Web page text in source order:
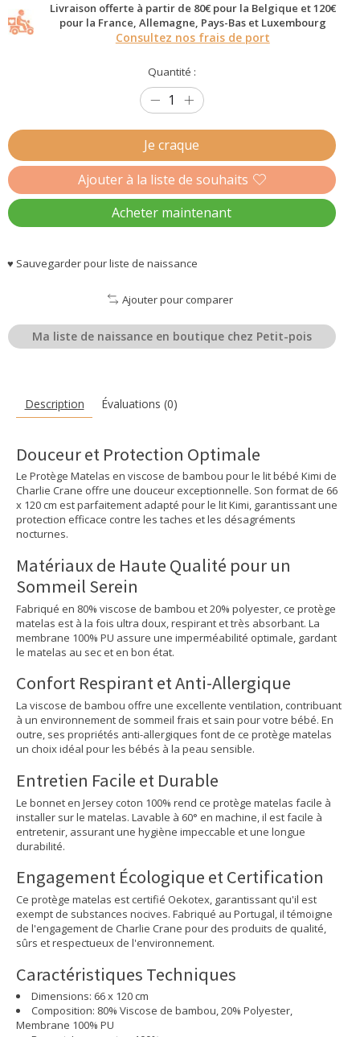
Livraison offerte à partir de 80€ pour la Belgique et 120€
pour la France, Allemagne, Pays-Bas et Luxembourg
Consultez nos frais de port
Quantité :
Je craque
Ajouter à la liste de souhaits
Acheter maintenant
♥ Sauvegarder pour liste de naissance
Ajouter pour comparer
Ma liste de naissance en boutique chez Petit-pois
Description Évaluations (0)
Douceur et Protection Optimale
Le Protège Matelas en viscose de bambou pour le lit bébé Kimi de
Charlie Crane offre une douceur exceptionnelle. Son format de 66
x 120 cm est parfaitement adapté pour le lit Kimi, garantissant une
protection efficace contre les taches et les désagréments
nocturnes.
Matériaux de Haute Qualité pour un
Sommeil Serein
Fabriqué en 80% viscose de bambou et 20% polyester, ce protège
matelas est à la fois ultra doux, respirant et très absorbant. La
membrane 100% PU assure une imperméabilité optimale, gardant
le matelas au sec et en bon état.
Confort Respirant et Anti-Allergique
La viscose de bambou offre une excellente ventilation, contribuant
à un environnement de sommeil frais et sain pour votre bébé. En
outre, ses propriétés anti-allergiques font de ce protège matelas
un choix idéal pour les bébés à la peau sensible.
Entretien Facile et Durable
Le bonnet en Jersey coton 100% rend ce protège matelas facile à
installer sur le matelas. Lavable à 60° en machine, il est facile à
entretenir, assurant une hygiène impeccable et une longue
durabilité.
Engagement Écologique et Certification
Ce protège matelas est certifié Oekotex, garantissant qu'il est
exempt de substances nocives. Fabriqué au Portugal, il témoigne
de l'engagement de Charlie Crane pour des produits de qualité,
sûrs et respectueux de l'environnement.
Caractéristiques Techniques
Dimensions: 66 x 120 cm
Composition: 80% Viscose de bambou, 20% Polyester,
Membrane 100% PU